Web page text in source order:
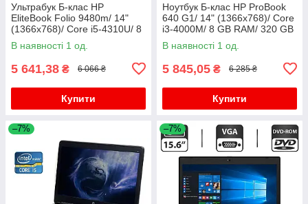
Ультрабук Б-клас HP
EliteBook Folio 9480m/ 14"
(1366x768)/ Core i5-4310U/ 8
GB RAM/ 180 GB SSD/ HD
4400
В наявності 1 од.
5 641,38 ₴ 6 066 ₴
Купити
Ноутбук Б-клас HP ProBook
640 G1/ 14" (1366x768)/ Core
i3-4000M/ 8 GB RAM/ 320 GB
HDD/ HD Graphic 4600
В наявності 1 од.
5 845,05 ₴ 6 285 ₴
Купити
–7% –7%